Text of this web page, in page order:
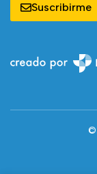
Suscribirme
©